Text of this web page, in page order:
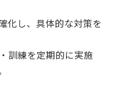
化し、具体的な対策を
訓練を定期的に実施